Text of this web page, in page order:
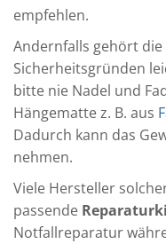
empfehlen.
Andernfalls gehört
Sicherheitsgründen
bitte nie Nadel und
Hängematte z. B. aus
Dadurch kann das
nehmen.
Viele Hersteller
passende
Notfallreparatur